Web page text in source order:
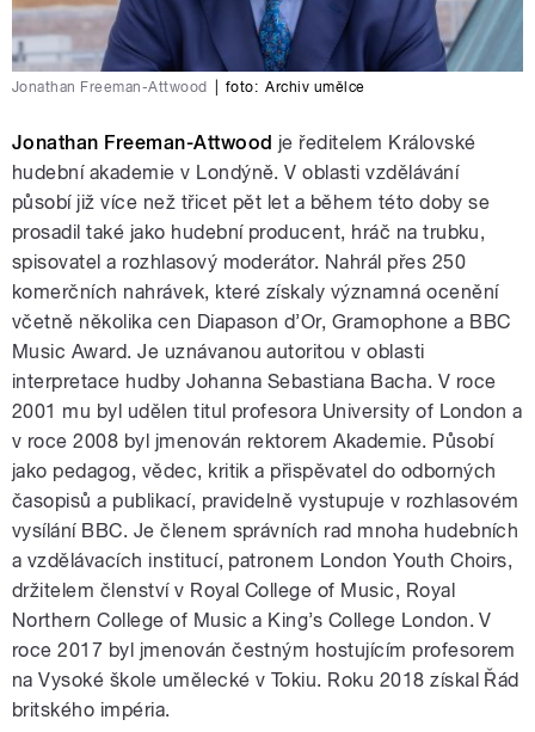
Jonathan Freeman-Attwood foto: Archiv umělce
Jonathan Freeman-Attwood je ředitelem Královské
hudební akademie v Londýně. V oblasti vzdělávání
působí již více než třicet pět let a během této doby se
prosadil také jako hudební producent, hráč na trubku,
spisovatel a rozhlasový moderátor. Nahrál přes 250
komerčních nahrávek, které získaly významná ocenění
včetně několika cen Diapason d’Or, Gramophone a BBC
Music Award. Je uznávanou autoritou v oblasti
interpretace hudby Johanna Sebastiana Bacha. V roce
2001 mu byl udělen titul profesora University of London a
v roce 2008 byl jmenován rektorem Akademie. Působí
jako pedagog, vědec, kritik a přispěvatel do odborných
časopisů a publikací, pravidelně vystupuje v rozhlasovém
vysílání BBC. Je členem správních rad mnoha hudebních
a vzdělávacích institucí, patronem London Youth Choirs,
držitelem členství v Royal College of Music, Royal
Northern College of Music a King’s College London. V
roce 2017 byl jmenován čestným hostujícím profesorem
na Vysoké škole umělecké v Tokiu. Roku 2018 získal Řád
britského impéria.